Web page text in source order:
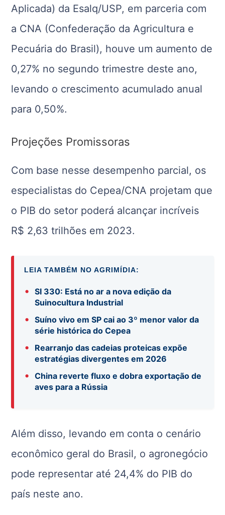
Aplicada) da Esalq/USP, em parceria com
a CNA (Confederação da Agricultura e
Pecuária do Brasil), houve um aumento de
0,27% no segundo trimestre deste ano,
levando o crescimento acumulado anual
para 0,50%.
Projeções Promissoras
Com base nesse desempenho parcial, os
especialistas do Cepea/CNA projetam que
o PIB do setor poderá alcançar incríveis
R$ 2,63 trilhões em 2023.
LEIA TAMBÉM NO AGRIMÍDIA:
•
SI 330: Está no ar a nova edição da
Suinocultura Industrial
•
Suíno vivo em SP cai ao 3º menor valor da
série histórica do Cepea
•
Rearranjo das cadeias proteicas expõe
estratégias divergentes em 2026
•
China reverte fluxo e dobra exportação de
aves para a Rússia
Além disso, levando em conta o cenário
econômico geral do Brasil, o agronegócio
pode representar até 24,4% do PIB do
país neste ano.